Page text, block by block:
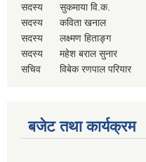
सदस्य
सुकमाया वि.क.
सदस्य
कविता खनाल
सदस्य
लक्ष्मण हिताङ्ग
सदस्य
महेश बराल सुनार
सचिव
विबेक रणपाल परियार
बजेट तथा कार्यक्रम